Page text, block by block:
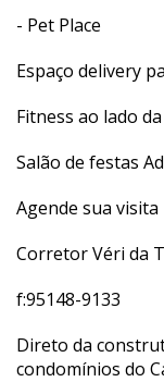
- Pet Place
Espaço delivery
Fitness ao lado
Salão de festas
Agende sua visita
Corretor Véri da
f:95148-9133
Direto da
condomínios do